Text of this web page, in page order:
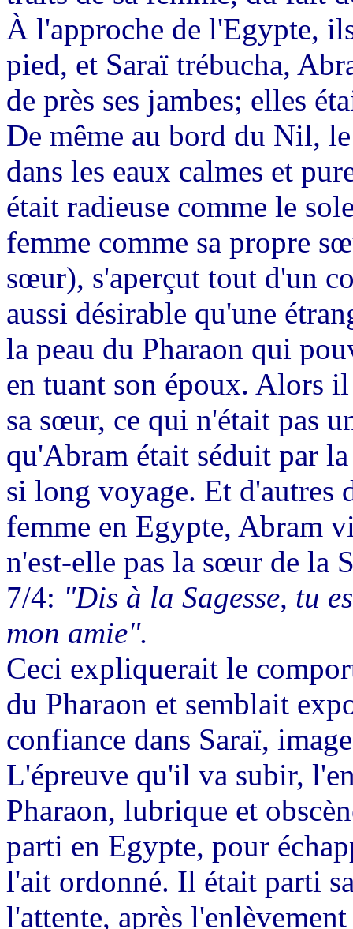
À l'approche de l'Egypte,
pied, et Saraï trébucha,
de près ses jambes; elles
De même au bord du Nil,
dans les eaux calmes et
était radieuse comme le
femme comme sa propre
sœur), s'aperçut tout d'un
aussi désirable qu'une
la peau du Pharaon qui
en tuant son époux. Alors
sa sœur, ce qui n'était pas
qu'Abram était séduit par
si long voyage. Et d'autres
femme en Egypte, Abram
n'est-elle pas la sœur de la
7/4: "Dis à la Sagesse, tu
mon amie".
Ceci expliquerait le
du Pharaon et semblait
confiance dans Saraï,
L'épreuve qu'il va subir,
Pharaon, lubrique et
parti en Egypte, pour
l'ait ordonné. Il était parti
l'attente, après